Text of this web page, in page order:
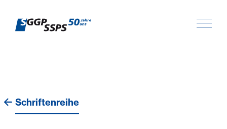
Schriftenreihe